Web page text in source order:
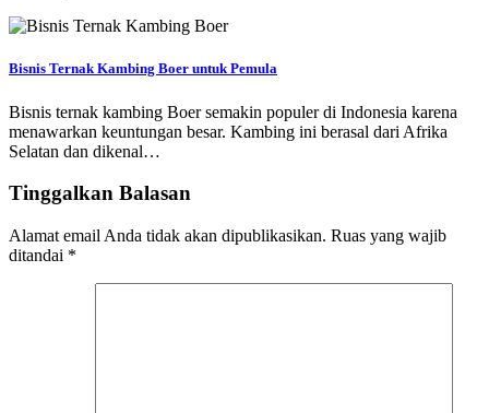
Bisnis Ternak Kambing Boer untuk Pemula
Bisnis ternak kambing Boer semakin populer di Indonesia karena
menawarkan keuntungan besar. Kambing ini berasal dari Afrika
Selatan dan dikenal…
Tinggalkan Balasan
Alamat email Anda tidak akan dipublikasikan. Ruas yang wajib
ditandai *